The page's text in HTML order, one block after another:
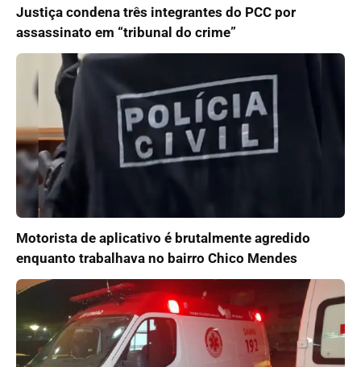
Justiça condena três integrantes do PCC por
assassinato em “tribunal do crime”
Motorista de aplicativo é brutalmente agredido
enquanto trabalhava no bairro Chico Mendes